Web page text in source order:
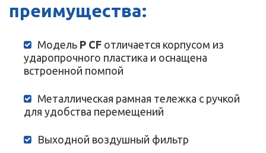
преимущества:
Модель P CF отличается корпусом из
ударопрочного пластика и оснащена
встроенной помпой
Металлическая рамная тележка с ручкой
для удобства перемещений
Выходной воздушный фильтр